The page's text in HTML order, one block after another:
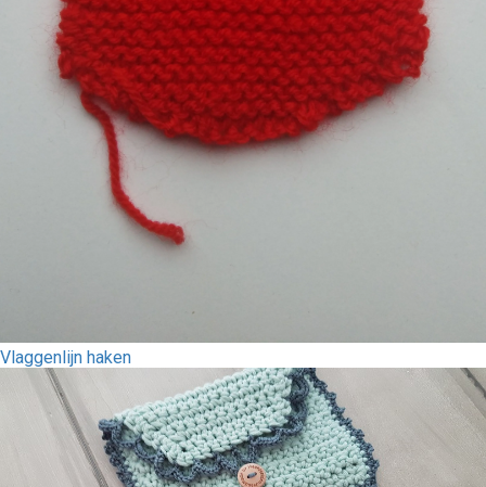
Vlaggenlijn haken